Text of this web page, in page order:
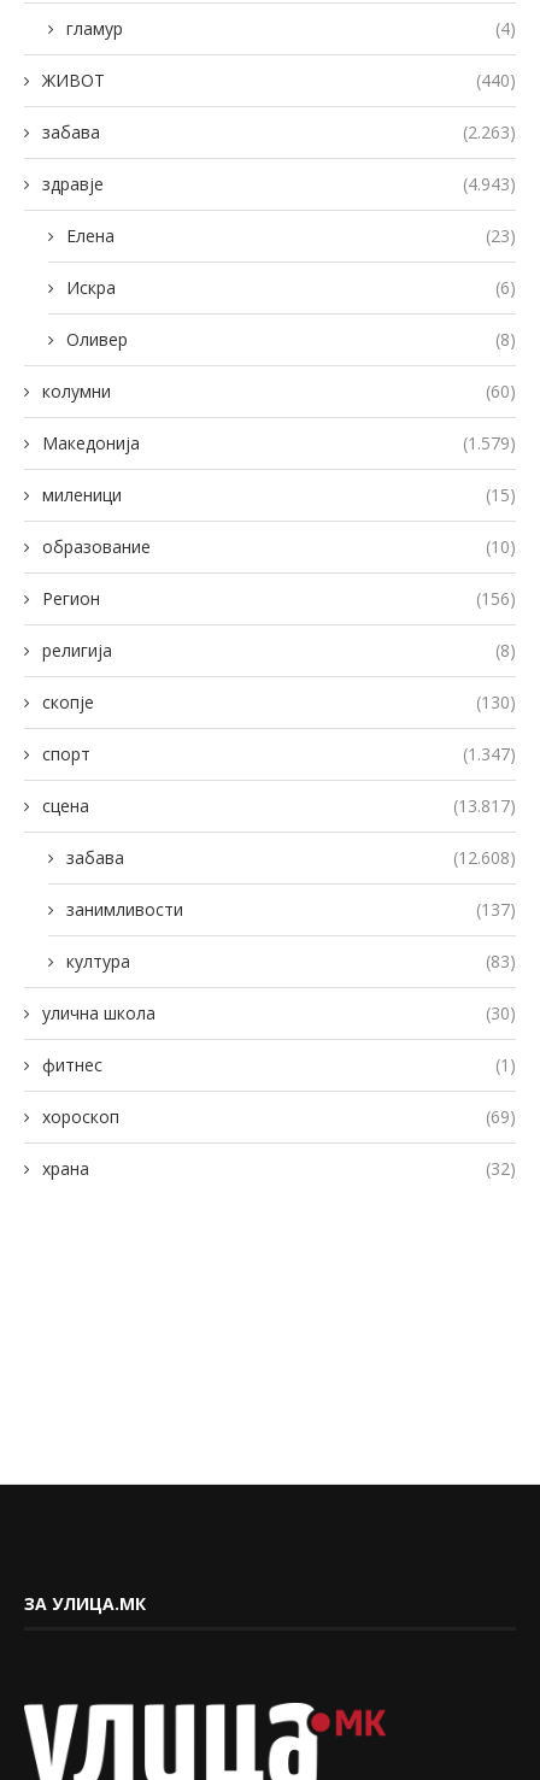
гламур (4)
ЖИВОТ (440)
забава (2.263)
здравје (4.943)
Елена (23)
Искра (6)
Оливер (8)
колумни (60)
Македонија (1.579)
миленици (15)
образование (10)
Регион (156)
религија (8)
скопје (130)
спорт (1.347)
сцена (13.817)
забава (12.608)
занимливости (137)
култура (83)
улична школа (30)
фитнес (1)
хороскоп (69)
храна (32)
ЗА УЛИЦА.МК